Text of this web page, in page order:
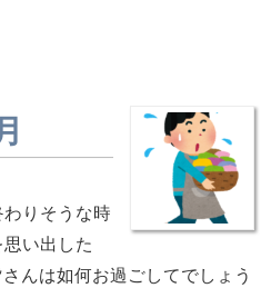
りそうな時
い出した
んは如何お過ごしてでしょう